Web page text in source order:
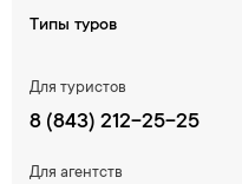
Типы туров
Для туристов
8 (843) 212-25-25
Для агентств